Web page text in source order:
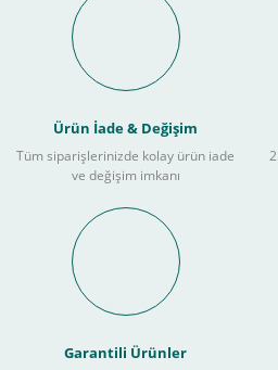
Ürün İade & Değişim
Tüm siparişlerinizde kolay ürün iade
ve değişim imkanı
Garantili Ürünler